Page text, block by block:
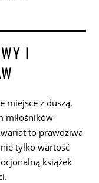
I
miejsce z duszą,
miłośników
to prawdziwa
tylko wartość
książek